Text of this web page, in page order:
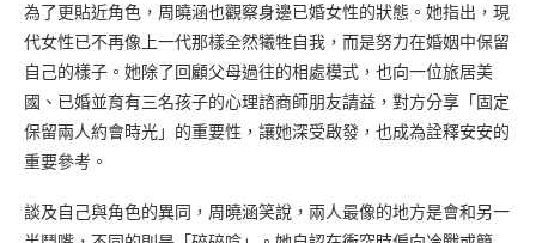
為了更貼近角色，周曉涵也觀察身邊已婚女性的狀態。她指出，現
代女性已不再像上一代那樣全然犧牲自我，而是努力在婚姻中保留
自己的樣子。她除了回顧父母過往的相處模式，也向一位旅居美
國、已婚並育有三名孩子的心理諮商師朋友請益，對方分享「固定
保留兩人約會時光」的重要性，讓她深受啟發，也成為詮釋安安的
重要參考。
談及自己與角色的異同，周曉涵笑說，兩人最像的地方是會和另一